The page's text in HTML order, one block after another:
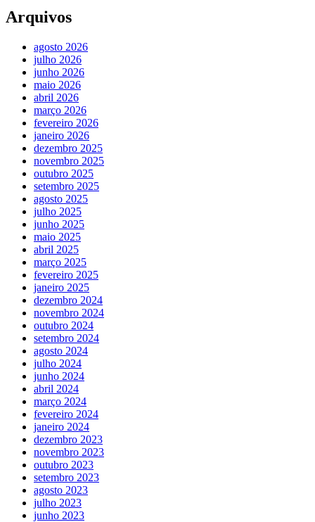
Arquivos
agosto 2026
julho 2026
junho 2026
maio 2026
abril 2026
março 2026
fevereiro 2026
janeiro 2026
dezembro 2025
novembro 2025
outubro 2025
setembro 2025
agosto 2025
julho 2025
junho 2025
maio 2025
abril 2025
março 2025
fevereiro 2025
janeiro 2025
dezembro 2024
novembro 2024
outubro 2024
setembro 2024
agosto 2024
julho 2024
junho 2024
abril 2024
março 2024
fevereiro 2024
janeiro 2024
dezembro 2023
novembro 2023
outubro 2023
setembro 2023
agosto 2023
julho 2023
junho 2023